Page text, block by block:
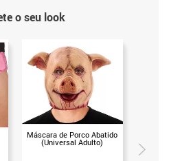
o seu look
Máscara de Porco Abatido
(Universal Adulto)